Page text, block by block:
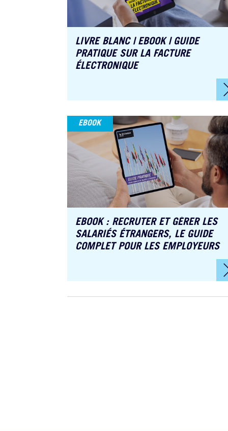
LIVRE BLANC | EBOOK | GUIDE
PRATIQUE SUR LA FACTURE
ÉLECTRONIQUE
EBOOK
EBOOK : RECRUTER ET GÉRER LES
SALARIÉS ÉTRANGERS, LE GUIDE
COMPLET POUR LES EMPLOYEURS